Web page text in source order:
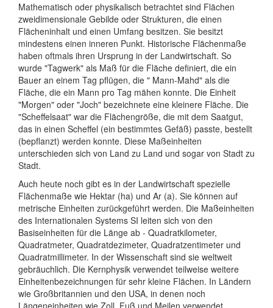
Mathematisch oder physikalisch betrachtet sind Flächen
zweidimensionale Gebilde oder Strukturen, die einen
Flächeninhalt und einen Umfang besitzen. Sie besitzt
mindestens einen inneren Punkt. Historische Flächenmaße
haben oftmals ihren Ursprung in der Landwirtschaft. So
wurde "Tagwerk" als Maß für die Fläche definiert, die ein
Bauer an einem Tag pflügen, die " Mann-Mahd" als die
Fläche, die ein Mann pro Tag mähen konnte. Die Einheit
"Morgen" oder "Joch" bezeichnete eine kleinere Fläche. Die
"Scheffelsaat" war die Flächengröße, die mit dem Saatgut,
das in einen Scheffel (ein bestimmtes Gefäß) passte, bestellt
(bepflanzt) werden konnte. Diese Maßeinheiten
unterschieden sich von Land zu Land und sogar von Stadt zu
Stadt.
Auch heute noch gibt es in der Landwirtschaft spezielle
Flächenmaße wie Hektar (ha) und Ar (a). Sie können auf
metrische Einheiten zurückgeführt werden. Die Maßeinheiten
des Internationalen Systems SI leiten sich von den
Basiseinheiten für die Länge ab - Quadratkilometer,
Quadratmeter, Quadratdezimeter, Quadratzentimeter und
Quadratmillimeter. In der Wissenschaft sind sie weltweit
gebräuchlich. Die Kernphysik verwendet teilweise weitere
Einheitenbezeichnungen für sehr kleine Flächen. In Ländern
wie Großbritannien und den USA, in denen noch
Längeneinheiten wie Zoll, Fuß und Meilen verwendet